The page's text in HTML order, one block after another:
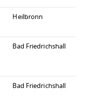
Heilbronn
Bad Friedrichshall
Bad Friedrichshall